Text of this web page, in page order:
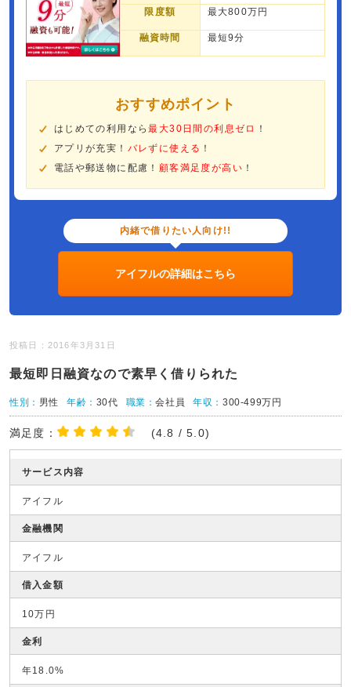
限度額 最大800万円
融資時間 最短9分
おすすめポイント
はじめての利用なら最大30日間の利息ゼロ
！
アプリが充実！ バレずに使える ！
電話や郵送物に配慮！ 顧客満足度が高い ！
内緒で借りたい人向け!!
アイフルの詳細はこちら
投稿日：2016年3月31日
最短即日融資なので素早く借りられた
性別： 男性 年齢： 30代 職業：会社員 年収：300-499万円
満足度： (4.8 / 5.0)
サービス内容
アイフル
金融機関
アイフル
借入金額
10万円
金利
年18.0%